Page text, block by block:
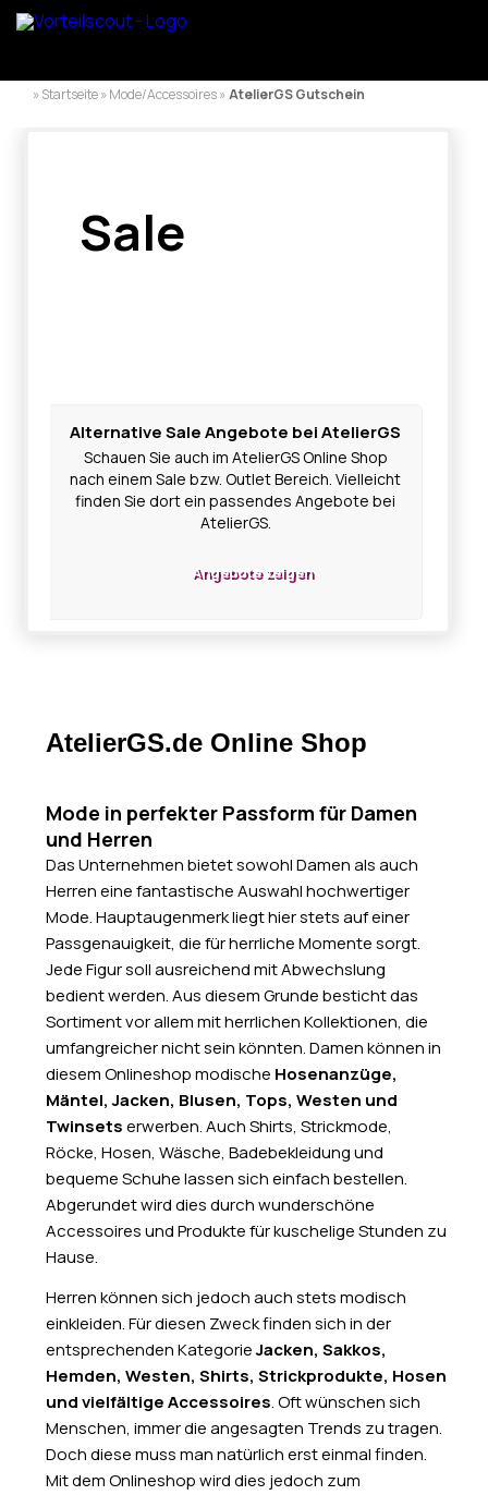
» Startseite » Mode/Accessoires »AtelierGS Gutschein
Sale
Alternative Sale Angebote bei AtelierGS
Schauen Sie auch im AtelierGS Online Shop
nach einem Sale bzw. Outlet Bereich. Vielleicht
finden Sie dort ein passendes Angebote bei
AtelierGS.
Angebote zeigen
AtelierGS.de Online Shop
Mode in perfekter Passform für Damen
und Herren
Das Unternehmen bietet sowohl Damen als auch
Herren eine fantastische Auswahl hochwertiger
Mode. Hauptaugenmerk liegt hier stets auf einer
Passgenauigkeit, die für herrliche Momente sorgt.
Jede Figur soll ausreichend mit Abwechslung
bedient werden. Aus diesem Grunde besticht das
Sortiment vor allem mit herrlichen Kollektionen, die
umfangreicher nicht sein könnten. Damen können in
diesem Onlineshop modische Hosenanzüge,
Mäntel, Jacken, Blusen, Tops, Westen und
Twinsetserwerben. Auch Shirts, Strickmode,
Röcke, Hosen, Wäsche, Badebekleidung und
bequeme Schuhe lassen sich einfach bestellen.
Abgerundet wird dies durch wunderschöne
Accessoires und Produkte für kuschelige Stunden zu
Hause.
Herren können sich jedoch auch stets modisch
einkleiden. Für diesen Zweck finden sich in der
entsprechenden KategorieJacken, Sakkos,
Hemden, Westen, Shirts, Strickprodukte, Hosen
und vielfältige Accessoires. Oft wünschen sich
Menschen, immer die angesagten Trends zu tragen.
Doch diese muss man natürlich erst einmal finden.
Mit dem Onlineshop wird dies jedoch zum